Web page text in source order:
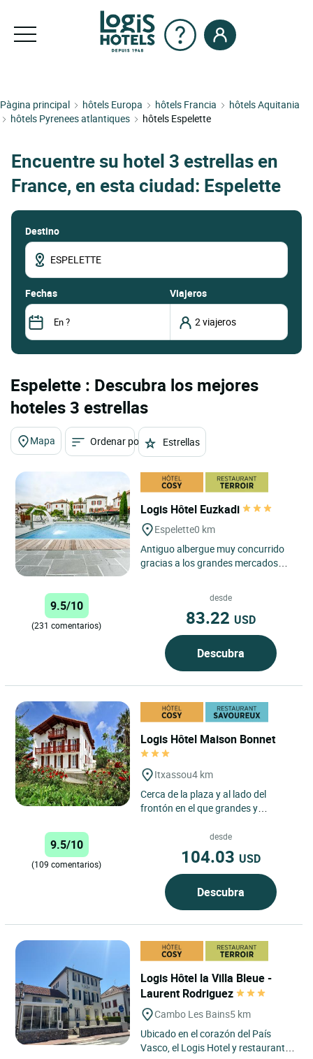
Pàgina principal hôtels Europa hôtels Francia
hôtels Aquitania
hôtels Pyrenees atlantiques
hôtels Espelette
Encuentre su hotel 3 estrellas en
France, en esta ciudad: Espelette
Destino
fechas Viajeros
Espelette : Descubra los mejores
hoteles 3 estrellas
Mapa Ordenar por Estrellas
Logis Hôtel Euzkadi
Espelette0 km
Antiguo albergue muy concurrido
gracias a los grandes mercados
9.5/10
(231 comentarios)
desde
83.22 USD
Descubra
Logis Hôtel Maison Bonnet
Itxassou4 km
Cerca de la plaza y al lado del
frontón en el que grandes y
constantemente. La vida aquí es
9.5/10
(109 comentarios)
desde
104.03 USD
Descubra
Logis Hôtel la Villa Bleue -
Laurent Rodriguez
Cambo Les Bains5 km
Ubicado en el corazón del País
Vasco, el Logis Hotel y restaurante